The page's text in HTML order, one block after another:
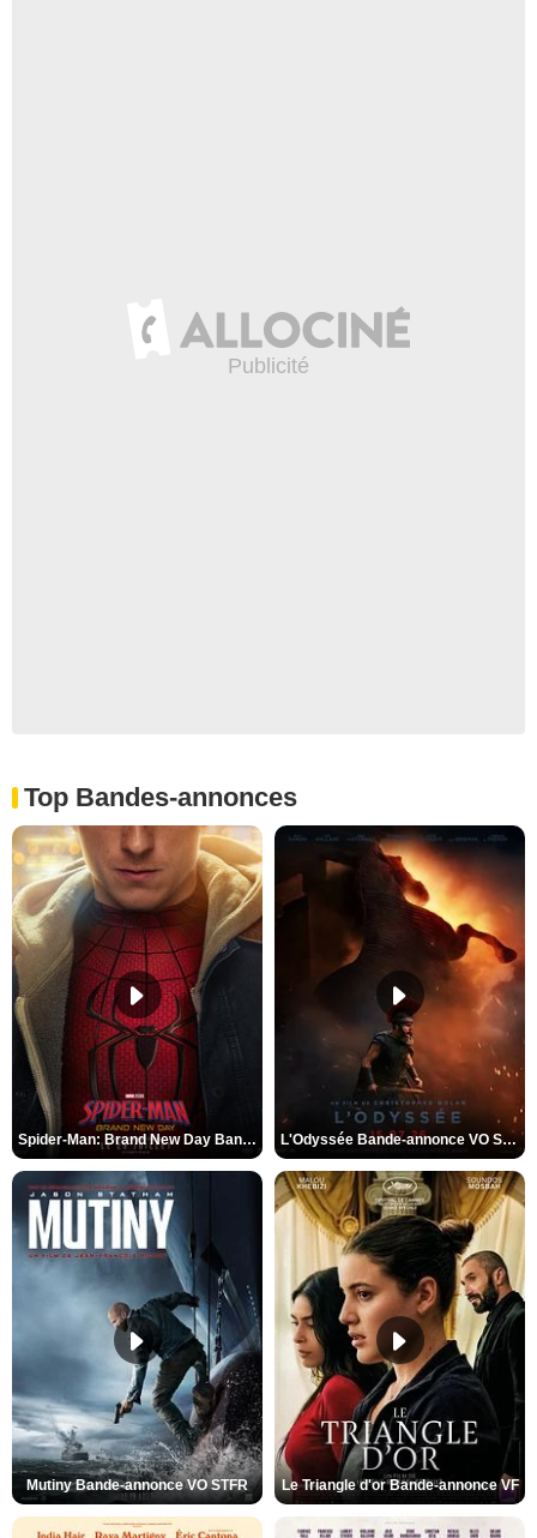
Top Bandes-annonces
Spider-Man: Brand New Day Bande-annonce VO STFR L'Odyssée Bande-annonce VO STFR
Mutiny Bande-annonce VO STFR Le Triangle d'or Bande-annonce VF